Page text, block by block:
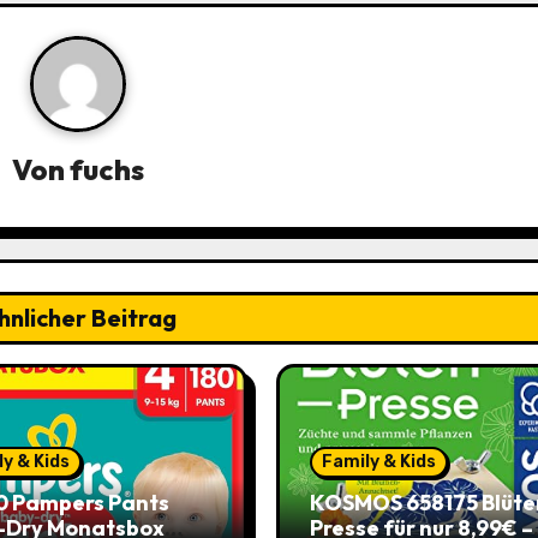
Vonfuchs
Beitrag
& Kids
Pampers Pants
Monatsbox
Family & Kids
KOSMOS 658175
Presse für nur 8,99€ –